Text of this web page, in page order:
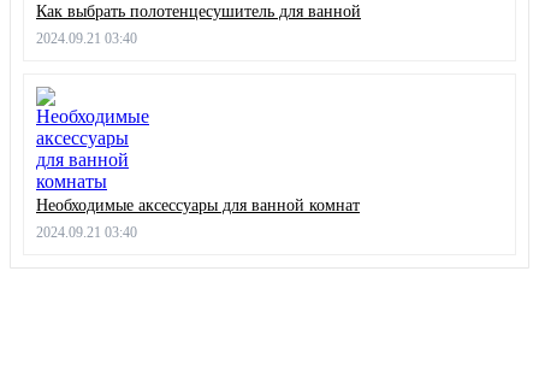
Как выбрать полотенцесушитель для ванной
2024.09.21 03:40
Необходимые аксессуары для ванной комнат
2024.09.21 03:40